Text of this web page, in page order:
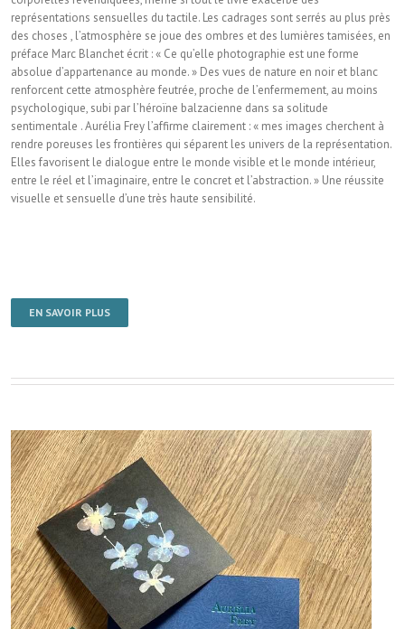
représentations sensuelles du tactile. Les cadrages sont serrés au plus près
des choses , l’atmosphère se joue des ombres et des lumières tamisées, en
préface Marc Blanchet écrit : « Ce qu’elle photographie est une forme
absolue d’appartenance au monde. » Des vues de nature en noir et blanc
renforcent cette atmosphère feutrée, proche de l’enfermement, au moins
psychologique, subi par l’héroïne balzacienne dans sa solitude
sentimentale . Aurélia Frey l’affirme clairement : « mes images cherchent à
rendre poreuses les frontières qui séparent les univers de la représentation.
Elles favorisent le dialogue entre le monde visible et le monde intérieur,
entre le réel et l’imaginaire, entre le concret et l’abstraction. » Une réussite
visuelle et sensuelle d’une très haute sensibilité.
EN SAVOIR PLUS